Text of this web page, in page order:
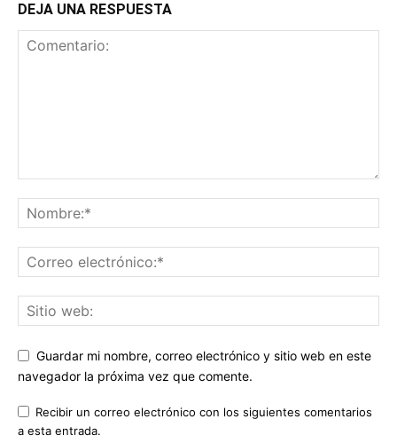
DEJA UNA RESPUESTA
Guardar mi nombre, correo electrónico y sitio web en este
navegador la próxima vez que comente.
Recibir un correo electrónico con los siguientes comentarios
a esta entrada.